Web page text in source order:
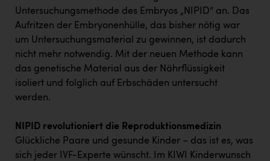
Oldtimer Raststationen und Motorhotels
Österreichischer Kachelofenverband
Orlen
Passage Linz
PEZ
PÜSPÖK
REMAX
Untersuchungsmethode des Embryos „NIPID“ an. Das
Aufritzen der Embryonenhülle, das bisher nötig war
um Untersuchungsmaterial zu gewinnen, ist dadurch
nicht mehr notwendig. Mit der neuen Methode kann
das genetische Material aus der Nährflüssigkeit
isoliert und folglich auf Erbschäden untersucht
werden.
NIPID revolutioniert die Reproduktionsmedizin
Glückliche Paare und gesunde Kinder – das ist es, was
sich jeder IVF-Experte wünscht. Im KIWI Kinderwunsch